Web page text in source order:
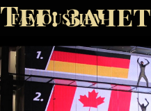
FAMOUSFILM
Тег:зачет